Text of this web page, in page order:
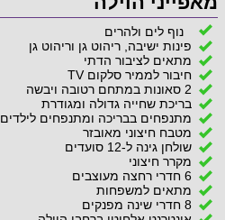
נוף לים ולהרים
פינות ישיבה, ריהוט גן וריהוט גן
מתאים לציבור הדתי
חיבור לממיר סלקום TV
2 סאונות במתחם רטובה ויבשה
בריכת שחייה גדולה ומגודרת
מתנפחים בבריכה ומתנפחים לילדים
מטבח חיצוני מאובזר
שולחן גינה ל-12 סועדים
מקרר חיצוני
6 חדרי רחצה מעוצבים
מתאים למשפחות
8 חדרי שינה מפנקים